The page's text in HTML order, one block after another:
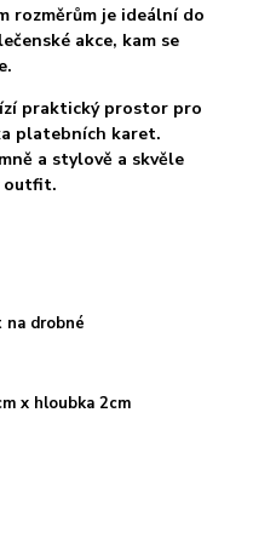
rozměrům je ideální do
akce, kam se
praktický prostor pro
platebních karet.
a stylově a skvěle
outfit.
na drobné
x hloubka 2cm